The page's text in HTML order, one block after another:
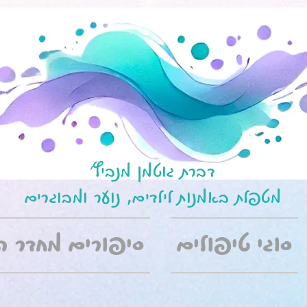
דברת גוטמן מנביץ'
מטפלת באמנות לילדים, נוער ומבוגרים
סוגי טיפולים סיפורים מחדר